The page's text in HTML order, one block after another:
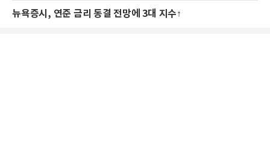
뉴욕증시, 연준 금리 동결 전망에 3대 지수↑